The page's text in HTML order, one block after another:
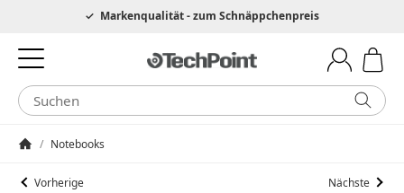
Hotline 0049 6205 3079975Markenqualität - zum Schnäppchenpreis
/ Notebooks
Vorherige Nächste